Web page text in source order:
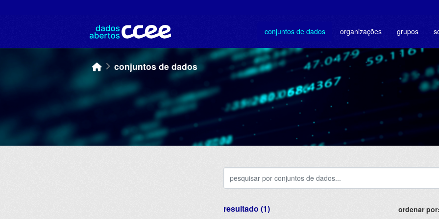
conjuntos de dados organizações grupos
conjuntos de dados
ordenar por
resultado (1)